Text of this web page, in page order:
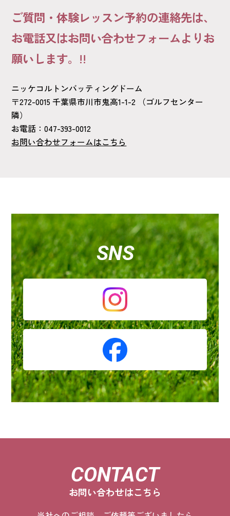
ご質問・体験レッスン予約の連絡先は、
お電話又はお問い合わせフォームよりお
願いします。!!
ニッケコルトンバッティングドーム
〒272-0015 千葉県市川市鬼高1-1-2 （ゴルフセンター
隣）
お電話：047-393-0012
お問い合わせフォームはこちら
SNS
CONTACT
お問い合わせはこちら